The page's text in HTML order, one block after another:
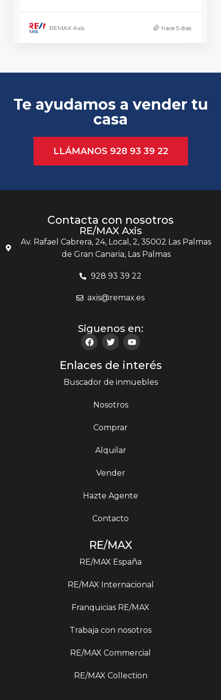
REMAX Axis hace 5 días
Te ayudamos a vender tu
casa
LLÁMANOS 928 93 39 22
Contacta con nosotros
RE/MAX Axis
Av. Rafael Cabrera, 24, Local, 2, 35002 Las Palmas
de Gran Canaria, Las Palmas
928 93 39 22
axis@remax.es
Siguenos en:
Enlaces de interés
Buscador de inmuebles
Nosotros
Comprar
Alquilar
Vender
Hazte Agente
Contacto
RE/MAX
RE/MAX España
RE/MAX Internacional
Franquicias RE/MAX
Trabaja con nosotros
RE/MAX Commercial
RE/MAX Collection